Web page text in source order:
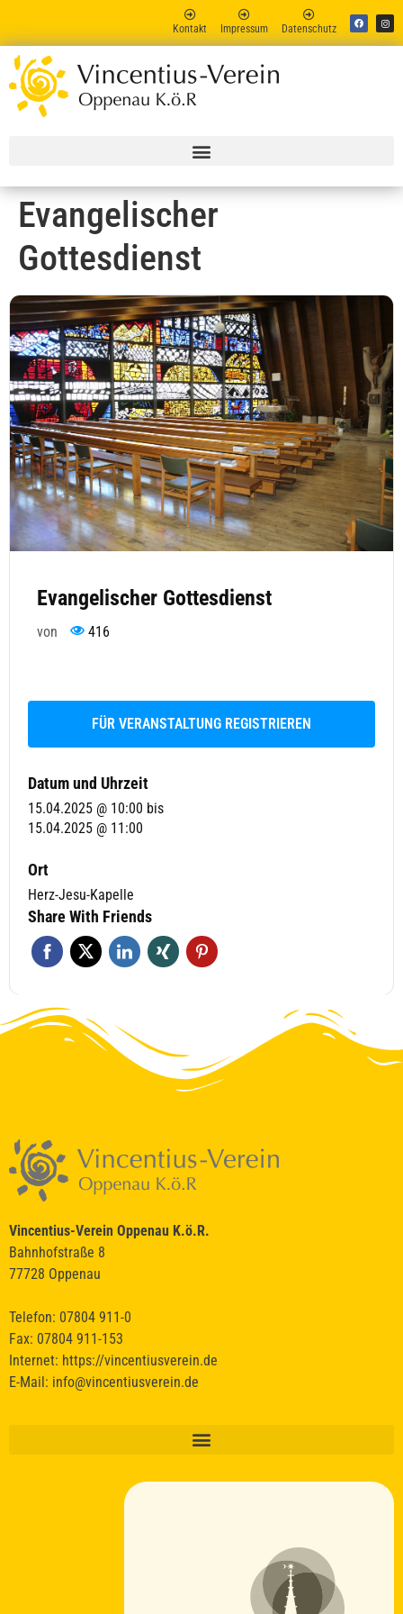
Kontakt Impressum Datenschutz
Evangelischer
Gottesdienst
Evangelischer Gottesdienst
von 416
FÜR VERANSTALTUNG REGISTRIEREN
Datum und Uhrzeit
15.04.2025 @ 10:00 bis
15.04.2025 @ 11:00
Ort
Herz-Jesu-Kapelle
Share With Friends
Vincentius-Verein Oppenau K.ö.R.
Bahnhofstraße 8
77728 Oppenau
Telefon: 07804 911-0
Fax: 07804 911-153
Internet: https://vincentiusverein.de
E-Mail: info@vincentiusverein.de
Vincent
Online
Um den Chat zu nutzen, stimme bitte der Verarbeitung deiner Nachrichten
Deine Daten werden nicht an Dritte weitergegeben.